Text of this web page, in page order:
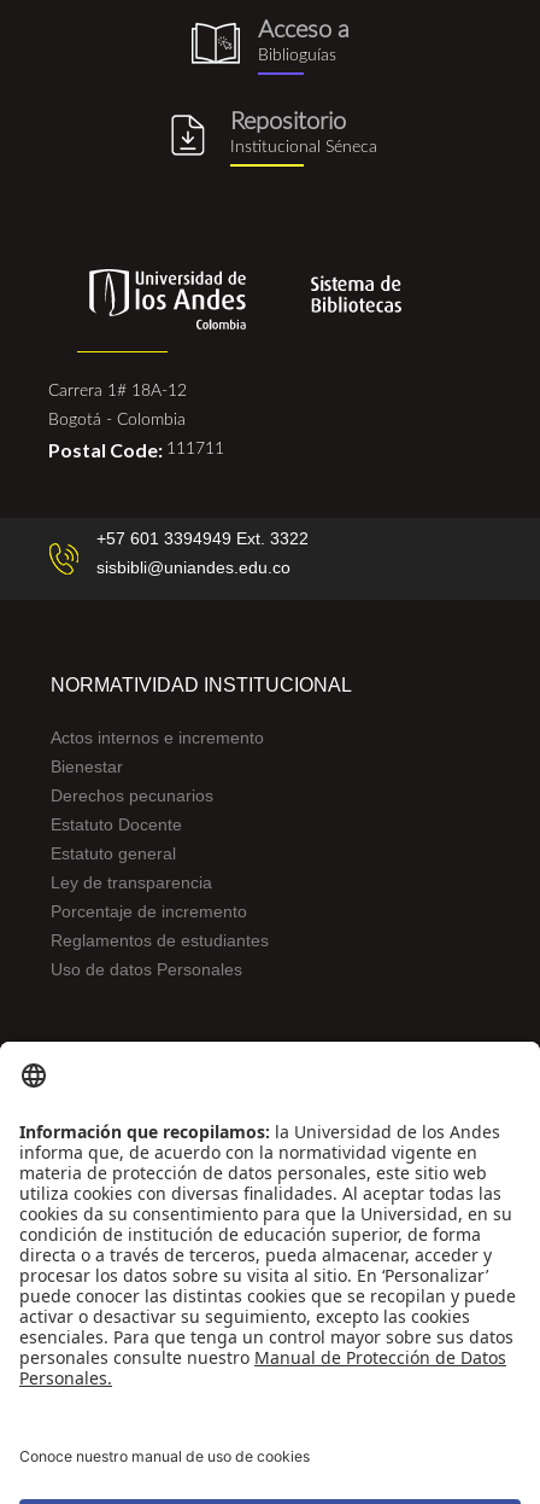
biblioguia.png
Acceso a
Biblioguías
Repositorio
Institucional Séneca
Carrera 1# 18A-12
Bogotá - Colombia
Postal Code: 111711
+57 601 3394949 Ext. 3322
sisbibli@uniandes.edu.co
NORMATIVIDAD INSTITUCIONAL
Actos internos e incremento
Bienestar
Derechos pecunarios
Estatuto Docente
Estatuto general
Ley de transparencia
Porcentaje de incremento
Reglamentos de estudiantes
Uso de datos Personales
Contáctenos
Biblioguías
Preguntas frecuentes
Capacitación
Directrices
Entretenimiento
Compra de libros y material audiovisual